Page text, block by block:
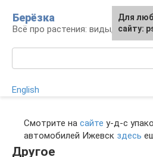
контенту
Берёзка
Всё про растения: виды,
English
Смотрите на сайте у-д-с
автомобилей Ижевск здесь
Другое
Для
сайту: